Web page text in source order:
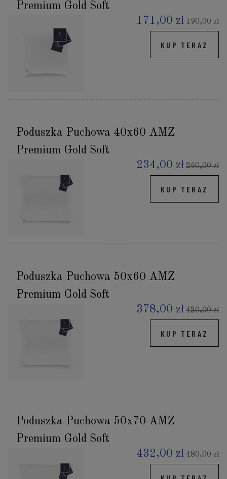
Premium Gold Soft
171,00 zł 190,00 zł
KUP TERAZ
Poduszka Puchowa 40x60 AMZ
Premium Gold Soft
234,00 zł 260,00 zł
KUP TERAZ
Poduszka Puchowa 50x60 AMZ
Premium Gold Soft
378,00 zł 420,00 zł
KUP TERAZ
Poduszka Puchowa 50x70 AMZ
Premium Gold Soft
432,00 zł 480,00 zł